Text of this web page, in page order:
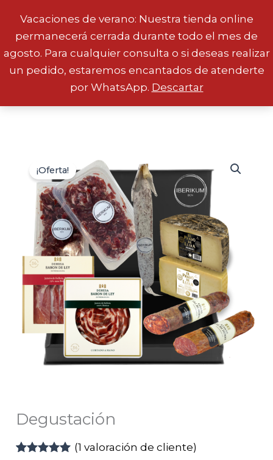
Vacaciones de verano: Nuestra tienda online
permanecerá cerrada durante todo el mes de
agosto. Para cualquier consulta o si deseas realizar
un pedido, estaremos encantados de atenderte
por WhatsApp. Descartar
al
contenido
¡Oferta!
Degustación
(1 valoración de cliente)